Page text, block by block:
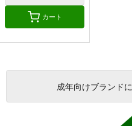
カート
成年向けブランドに